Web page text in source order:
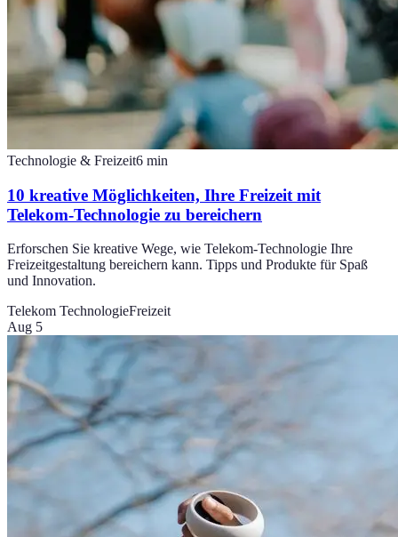
Technologie & Freizeit6 min
10 kreative Möglichkeiten, Ihre Freizeit mit
Telekom-Technologie zu bereichern
Erforschen Sie kreative Wege, wie Telekom-Technologie Ihre
Freizeitgestaltung bereichern kann. Tipps und Produkte für Spaß
und Innovation.
Telekom TechnologieFreizeit
Aug 5